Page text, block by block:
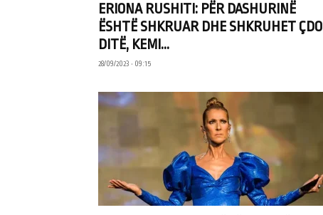
ERIONA RUSHITI: PËR DASHURINË
ËSHTË SHKRUAR DHE SHKRUHET ÇDO
DITË, KEMI...
28/09/2023 • 09:15